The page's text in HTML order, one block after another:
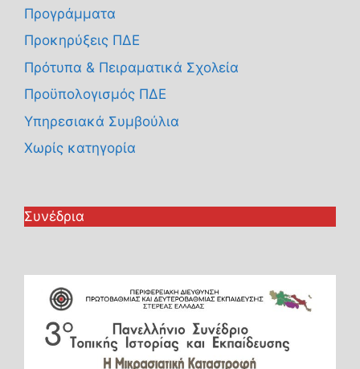
Προγράμματα
Προκηρύξεις ΠΔΕ
Πρότυπα & Πειραματικά Σχολεία
Προϋπολογισμός ΠΔΕ
Υπηρεσιακά Συμβούλια
Χωρίς κατηγορία
Συνέδρια